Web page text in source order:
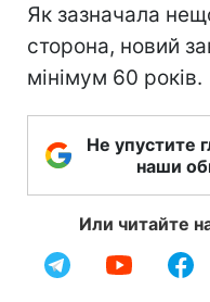
Як зазначала
сторона, новий
мінімум 60 років.
Не упустите
наши
Или читайте